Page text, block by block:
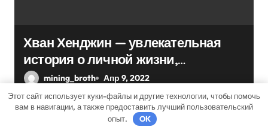
Хван Хенджин — увлекательная
история о личной жизни,
биографии и впечатляющей
карьере
mining_broth Апр 9, 2022
Этот сайт использует куки-файлы и другие технологии, чтобы помочь
вам в навигации, а также предоставить лучший пользовательский
опыт.
OK